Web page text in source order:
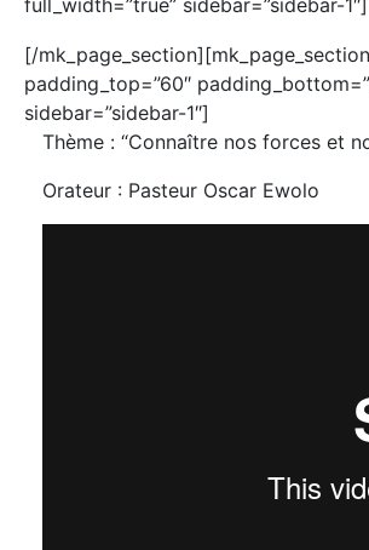
[/mk_page_section][mk_page_section
padding_top=”60″
sidebar=”sidebar-1″]
Thème : “Connaître nos forces et
Orateur : Pasteur Oscar Ewolo